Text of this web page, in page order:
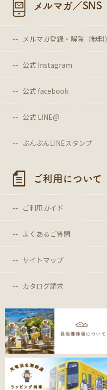
メルマガ／SNS
メルマガ登録・解除（無料）
公式 Instagram
公式 facebook
公式 LINE@
ぶんぶんLINEスタンプ
ご利用について
ご利用ガイド
よくあるご質問
サイトマップ
カタログ請求